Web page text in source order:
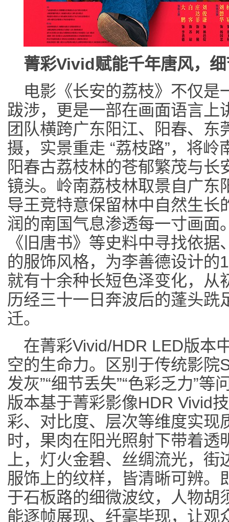
菁彩Vivid赋能千年唐风，
电影《长安的荔枝》不仅是
跋涉，更是一部在画面语言上
团队横跨广东阳江、阳春、东
摄，实景重走 “荔枝路”，将
阳春古荔枝林的苍郁繁茂与
镜头。岭南荔枝林取景自广东
导王竞特意保留林中自然生长
润的南国气息渗透每一寸画面
《旧唐书》等史料中寻找依
的服饰风格，为李善德设计的
就有十余种长短色泽变化，从
历经三十一日奔波后的蓬头跣
迁。
在菁彩Vivid/HDR LED版本
空的生命力。区别于传统影院
发灰”“细节丢失”“色彩乏力”
版本基于菁彩影像HDR Vivid
彩、对比度、层次等维度实现
时，果肉在阳光照射下带着
上，灯火金碧、丝绸流光，
服饰上的纹样，皆清晰可辨。
于石板路的细微波纹，人物胡
能逐帧展现、纤毫毕现，让观